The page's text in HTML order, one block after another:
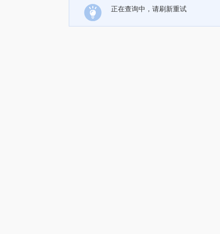
正在查询中，请刷新重试